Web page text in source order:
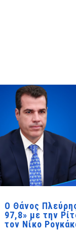
Ο Θάνος
97,8» με την
τον Νίκο